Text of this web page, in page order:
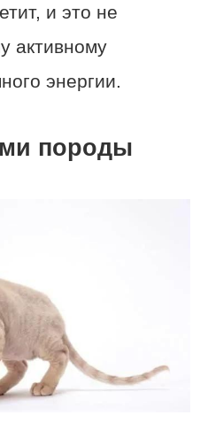
и это не
активному
энергии.
породы